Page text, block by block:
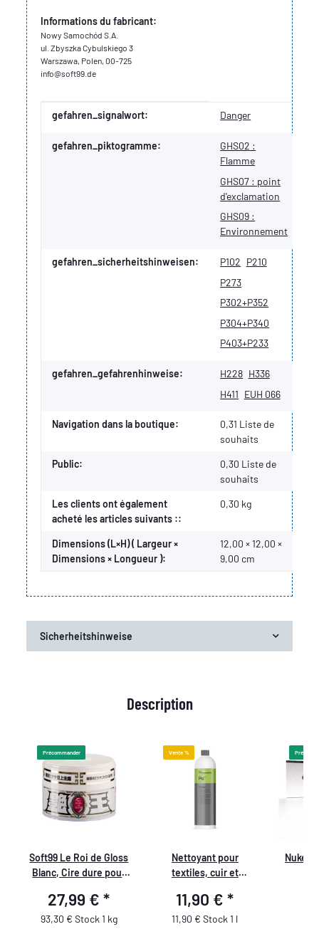
Informations du fabricant:
Nowy Samochód S.A.
ul. Zbyszka Cybulskiego 3
Warszawa, Polen, 00-725
info@soft99.de
Valeur
Fabricant
gefahren_signalwort: Danger
gefahren_piktogramme:
GHS02 :
Flamme
GHS07 : point
d'exclamation
GHS09 :
Environnement
gefahren_sicherheitshinweisen: P102 P210
P273
P302+P352
P304+P340
P403+P233
gefahren_gefahrenhinweise: H228 H336
H411 EUH 066
Navigation dans la boutique:
0,31 Liste de
souhaits
Public: 0,30 Liste de
souhaits
Les clients ont également
acheté les articles suivants ::
0,30 kg
Dimensions (L×H) ( Largeur ×
Dimensions × Longueur ):
12,00 × 12,00 ×
9,00 cm
Sicherheitshinweise
Description
Précommander
Soft99 Le Roi de Gloss
Blanc, Cire dure pour
peintures claires,
hydrofuge, avec
27,99 €*
93,30 € Stock 1 kg
Vente %
Nettoyant pour
textiles, cuir et
Pol Star 1L
11,90 €*
11,90 € Stock 1 l
Nuke